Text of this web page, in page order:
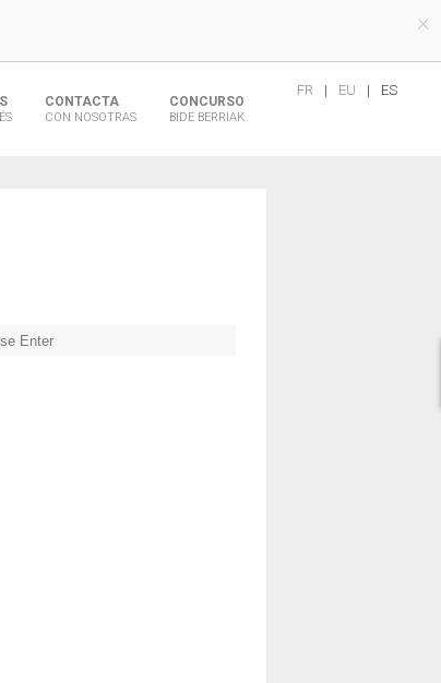
FR | EU | ES
CONTACTA
CON NOSOTRAS
CONCURSO
BIDE BERRIAK
×